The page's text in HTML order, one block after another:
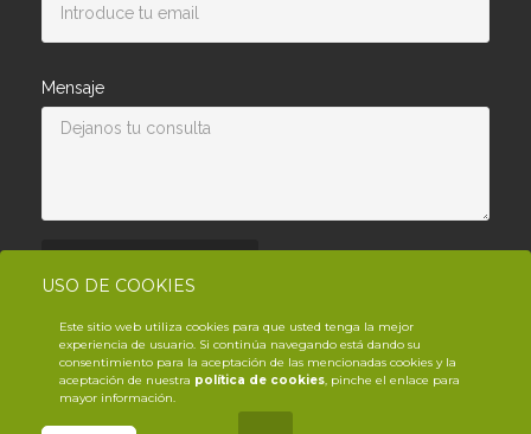
USO DE COOKIES
Este sitio web utiliza cookies para que usted tenga la mejor
experiencia de usuario. Si continúa navegando está dando su
consentimiento para la aceptación de las mencionadas cookies y la
aceptación de nuestra política de cookies, pinche el enlace para
mayor información.
Mensaje